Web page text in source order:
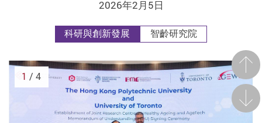
2026年2月5日
科研與創新發展 智齡研究院
前
後一
1 / 4